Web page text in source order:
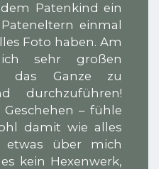
Patenkind ein
einmal
Foto haben. Am
sehr großen
das Ganze zu
durchzuführen!
– fühle
damit wie alles
über mich
kein Hexenwerk,